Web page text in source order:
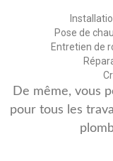
Pose de
Entretien de
De même, vous
pour tous les